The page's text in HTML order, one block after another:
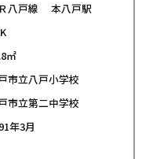
八戸線 本八戸駅
㎡
市立八戸小学校
市立第二中学校
年3月